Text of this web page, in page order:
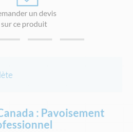
un devis
sur ce produit
: Pavoisement